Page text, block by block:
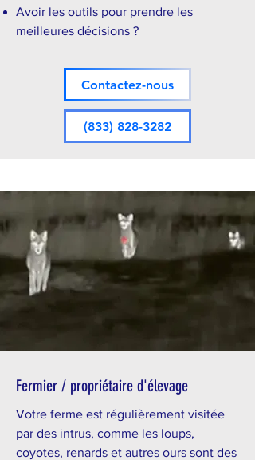
Avoir les outils pour prendre les
meilleures décisions ?
Contactez-nous
(833) 828-3282
Fermier / propriétaire d'élevage
Votre ferme est régulièrement visitée
par des intrus, comme les loups,
coyotes, renards et autres ours sont des